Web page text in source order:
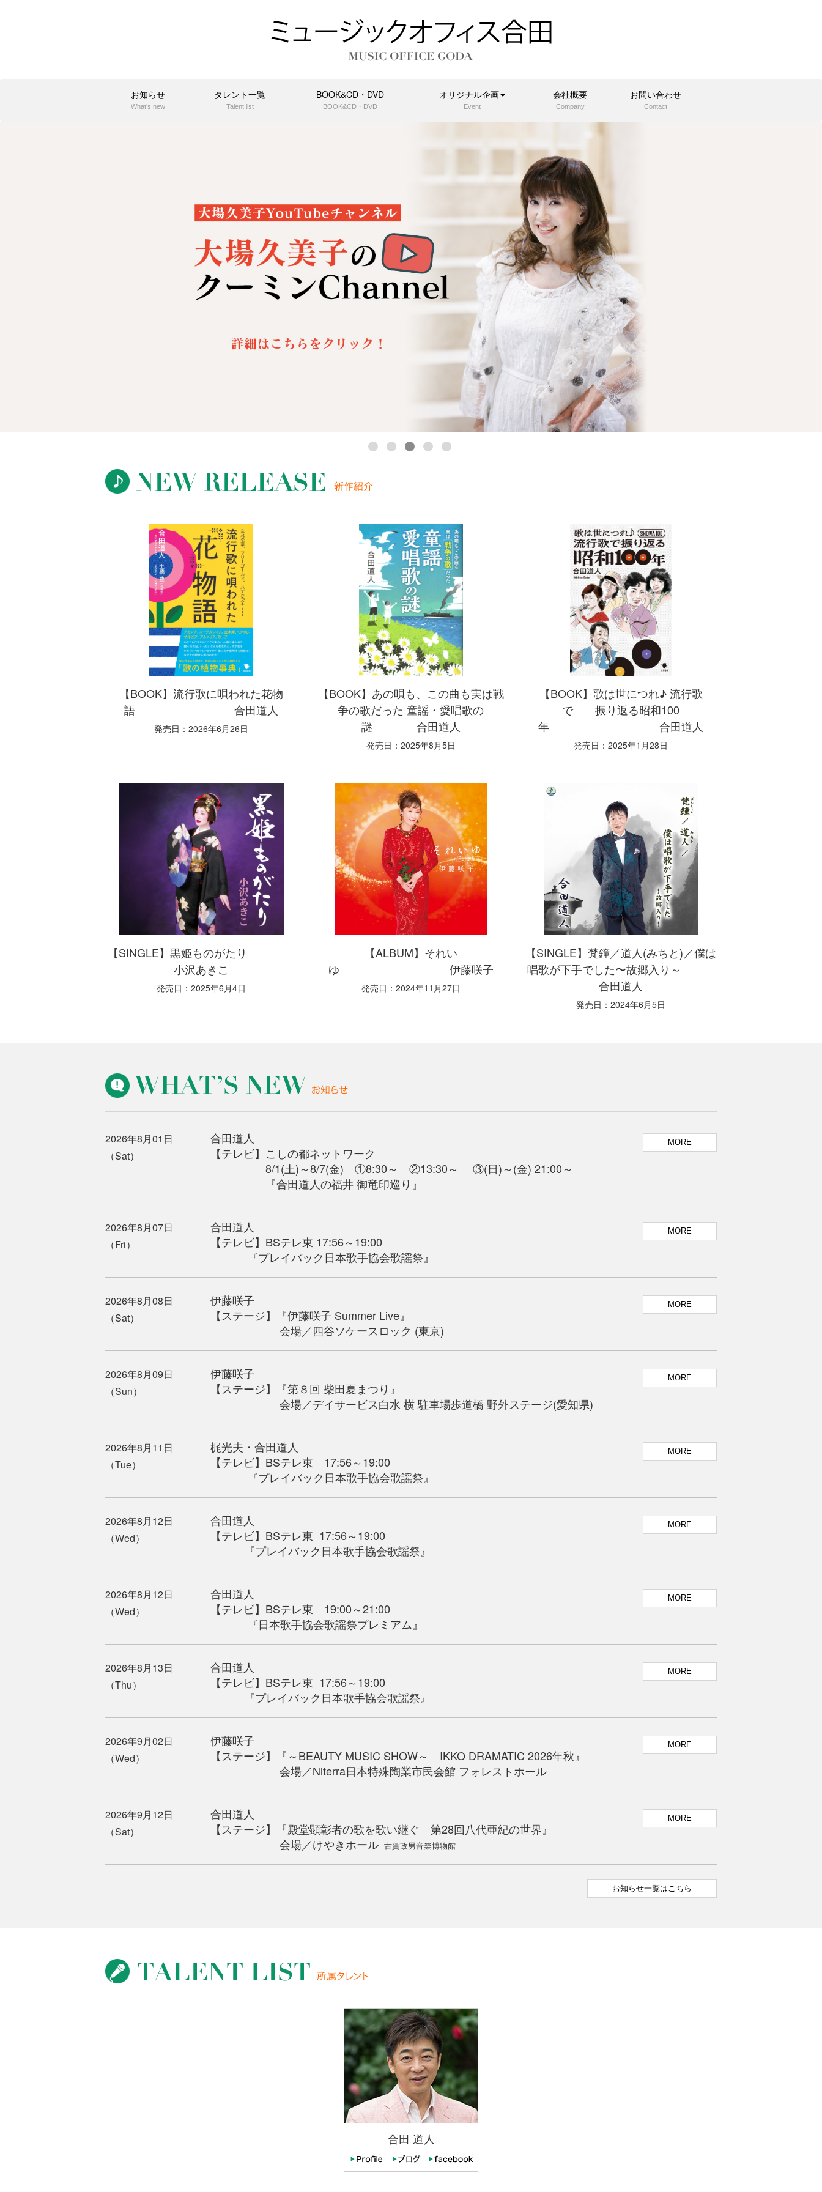
お知らせ
What’s new
タレント一覧
Talent list
BOOK&CD・DVD
BOOK&CD・DVD
オリジナル企画
Event
会社概要
Company
お問い合わせ
Contact
【BOOK】流行歌に唄われた花物
語 合田道人
発売日：2026年6月26日
【BOOK】あの唄も、この曲も実は戦
争の歌だった 童謡・愛唱歌の
謎 合田道人
発売日：2025年8月5日
【BOOK】歌は世につれ♪ 流行歌
で 振り返る昭和100
年 合田道人
発売日：2025年1月28日
【SINGLE】黒姫ものがたり
小沢あきこ
発売日：2025年6月4日
【ALBUM】それい
ゆ 伊藤咲子
発売日：2024年11月27日
【SINGLE】梵鐘／道人(みちと)／僕は
唱歌が下手でした〜故郷入り～
合田道人
発売日：2024年6月5日
2026年8月01日
（Sat）
合田道人
【テレビ】 こしの都ネットワーク
8/1(土)～8/7(金) ①8:30～ ②13:30～ ③(日)～(金) 21:00～
『合田道人の福井 御竜印巡り』
MORE
2026年8月07日
（Fri）
合田道人
【テレビ】BSテレ東 17:56～19:00
『プレイバック日本歌手協会歌謡祭』
MORE
2026年8月08日
（Sat）
伊藤咲子
【ステージ】『伊藤咲子 Summer Live』
会場／四谷ソケースロック (東京)
MORE
2026年8月09日
（Sun）
伊藤咲子
【ステージ】『第８回 柴田夏まつり』
会場／デイサービス白水 横 駐車場歩道橋 野外ステージ(愛知県)
MORE
2026年8月11日
（Tue）
梶光夫・合田道人
【テレビ】BSテレ東 17:56～19:00
『プレイバック日本歌手協会歌謡祭』
MORE
2026年8月12日
（Wed）
合田道人
【テレビ】BSテレ東 17:56～19:00
『プレイバック日本歌手協会歌謡祭』
MORE
2026年8月12日
（Wed）
合田道人
【テレビ】BSテレ東 19:00～21:00
『日本歌手協会歌謡祭プレミアム』
MORE
2026年8月13日
（Thu）
合田道人
【テレビ】BSテレ東 17:56～19:00
『プレイバック日本歌手協会歌謡祭』
MORE
2026年9月02日
（Wed）
伊藤咲子
【ステージ】『～BEAUTY MUSIC SHOW～ IKKO DRAMATIC 2026年秋』
会場／Niterra日本特殊陶業市民会館 フォレストホール
MORE
2026年9月12日
（Sat）
合田道人
【ステージ】『殿堂顕彰者の歌を歌い継ぐ 第28回八代亜紀の世界』
会場／けやきホール 古賀政男音楽博物館
MORE
お知らせ一覧はこちら
合田 道人